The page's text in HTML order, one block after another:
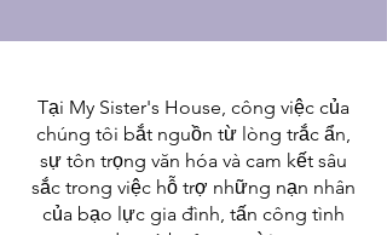
Tại My Sister's House, công việc của
chúng tôi bắt nguồn từ lòng trắc ẩn,
sự tôn trọng văn hóa và cam kết sâu
sắc trong việc hỗ trợ những nạn nhân
của bạo lực gia đình, tấn công tình